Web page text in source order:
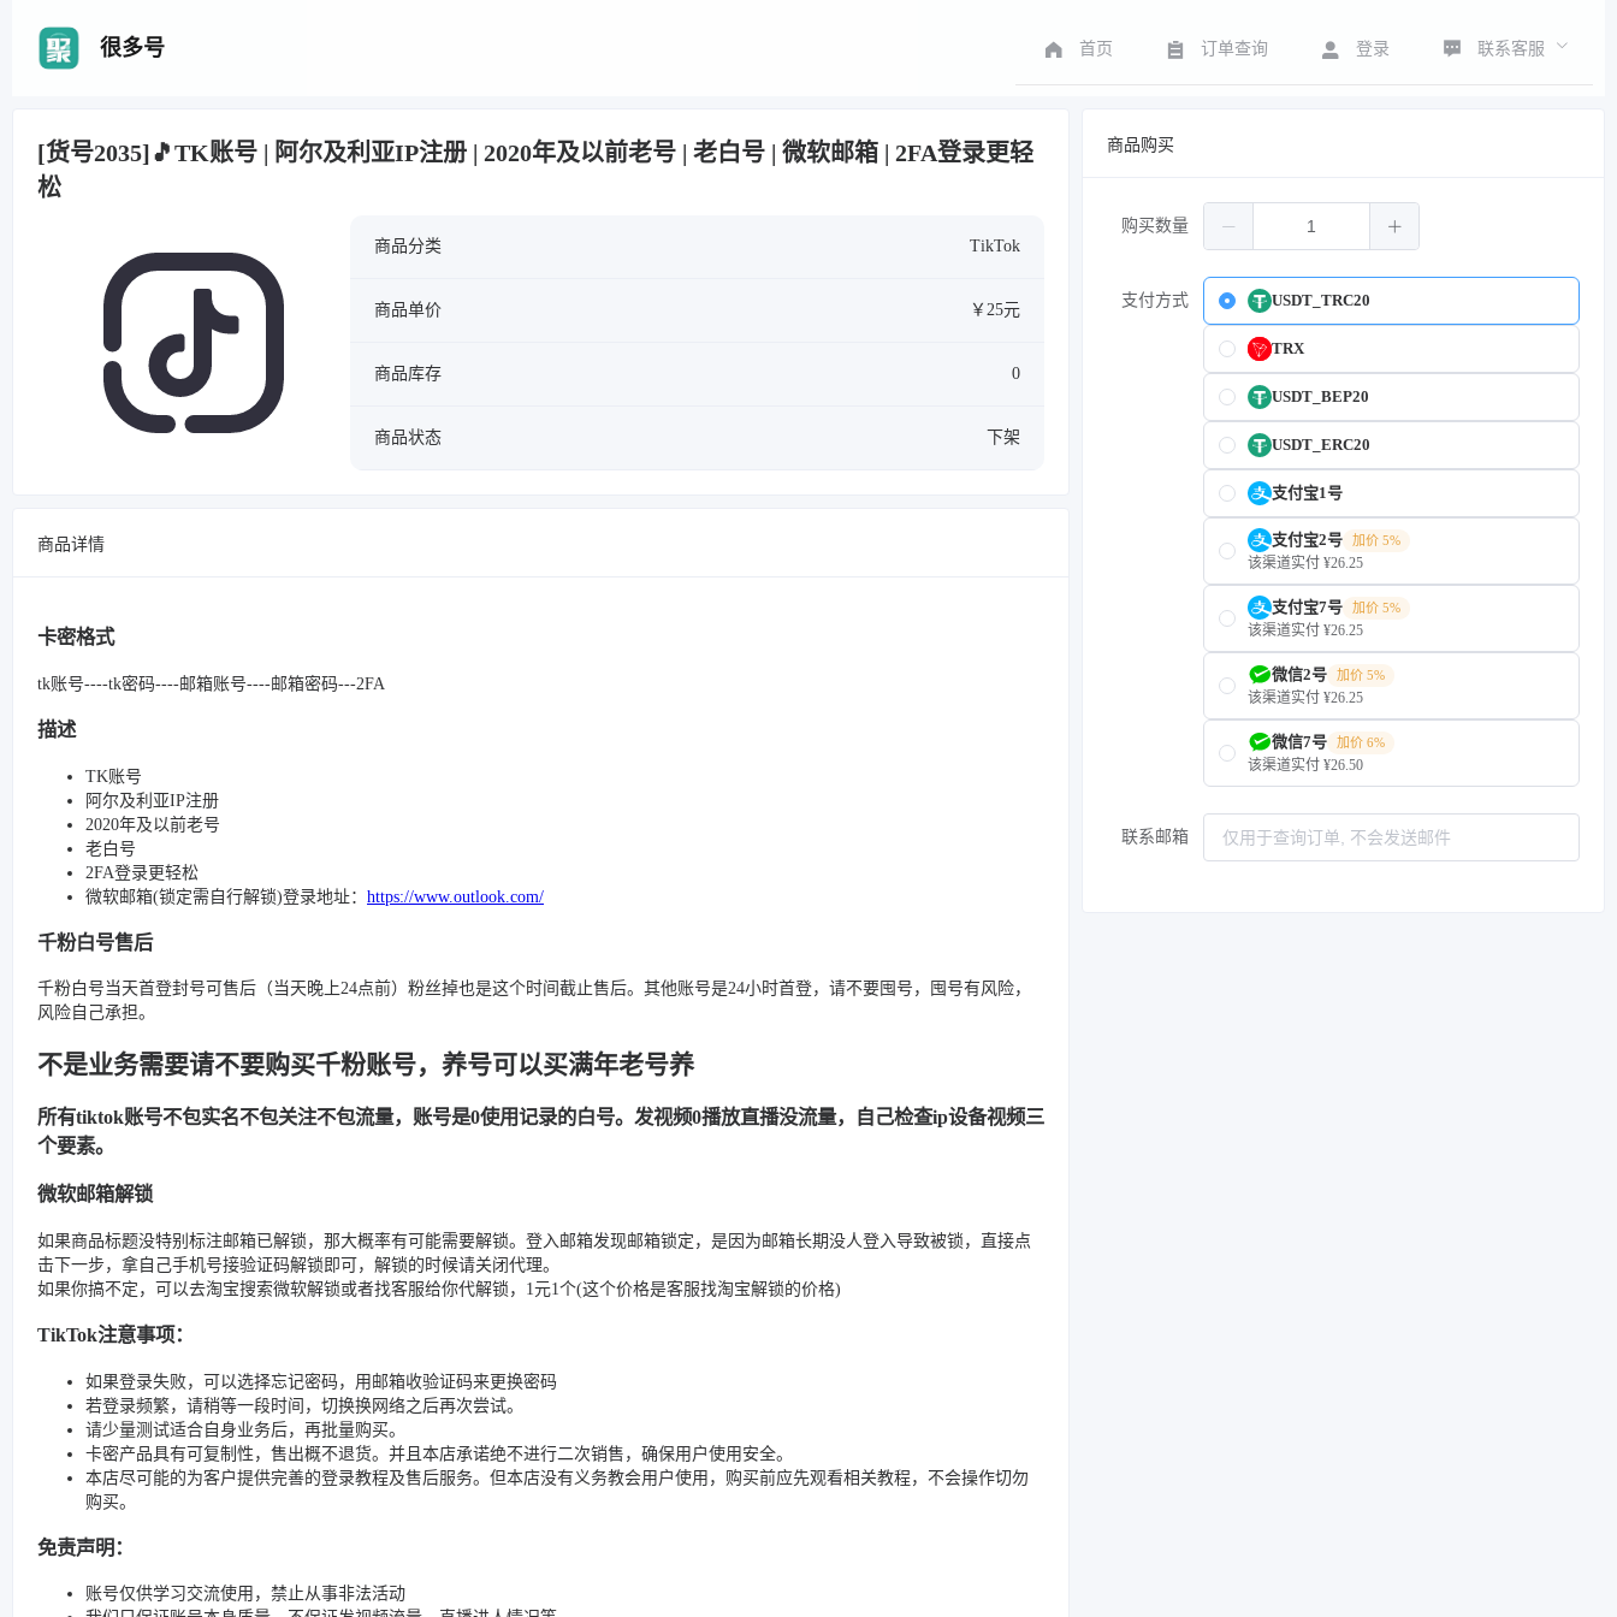
很多号 首页 订单查询 登录 联系客服
[货号2035]🎵TK账号 | 阿尔及利亚IP注册 | 2020年及以前老号 | 老白号 | 微软邮箱 | 2FA登录更轻
松
商品分类 TikTok
商品单价 ￥25元
商品库存 0
商品状态 下架
商品详情
卡密格式
tk账号----tk密码----邮箱账号----邮箱密码---2FA
描述
TK账号
阿尔及利亚IP注册
2020年及以前老号
老白号
2FA登录更轻松
微软邮箱(锁定需自行解锁)登录地址： https://www.outlook.com/
千粉白号售后
千粉白号当天首登封号可售后（当天晚上24点前）粉丝掉也是这个时间截止售后。其他账号是24小时首登，请不要囤号，囤号有风险，
风险自己承担。
不是业务需要请不要购买千粉账号，养号可以买满年老号养
所有tiktok账号不包实名不包关注不包流量，账号是0使用记录的白号。发视频0播放直播没流量，自己检查ip设备视频三
个要素。
微软邮箱解锁
如果商品标题没特别标注邮箱已解锁，那大概率有可能需要解锁。登入邮箱发现邮箱锁定，是因为邮箱长期没人登入导致被锁，直接点
击下一步，拿自己手机号接验证码解锁即可，解锁的时候请关闭代理。
如果你搞不定，可以去淘宝搜索微软解锁或者找客服给你代解锁，1元1个(这个价格是客服找淘宝解锁的价格)
TikTok注意事项：
如果登录失败，可以选择忘记密码，用邮箱收验证码来更换密码
若登录频繁，请稍等一段时间，切换换网络之后再次尝试。
请少量测试适合自身业务后，再批量购买。
卡密产品具有可复制性，售出概不退货。并且本店承诺绝不进行二次销售，确保用户使用安全。
本店尽可能的为客户提供完善的登录教程及售后服务。但本店没有义务教会用户使用，购买前应先观看相关教程，不会操作切勿
购买。
免责声明：
账号仅供学习交流使用，禁止从事非法活动
商品购买
购买数量
支付方式 USDT_TRC20
TRX
USDT_BEP20
USDT_ERC20
支付宝1号
支付宝2号 加价 5%
该渠道实付 ¥26.25
支付宝7号 加价 5%
该渠道实付 ¥26.25
微信2号 加价 5%
该渠道实付 ¥26.25
微信7号 加价 6%
该渠道实付 ¥26.50
联系邮箱